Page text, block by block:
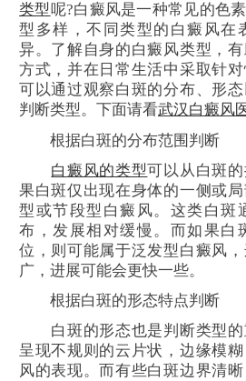
类型呢?白癜风是一种常见的色
型多样，不同类型的白癜风在
异。了解自身的白癜风类型，
方式，并在日常生活中采取针对
可以通过观察白斑的分布、形
判断类型。下面请看武汉白癜风
根据白斑的分布范围判断
白癜风的类型可以从白斑
果白斑仅出现在身体的一侧或
型或节段型白癜风。这类白斑
布，发展相对缓慢。而如果白
位，则可能属于泛发型白癜风
广，进展可能会更快一些。
根据白斑的形态特点判断
白斑的形态也是判断类型的
呈现不规则的云片状，边缘模
风的表现。而有些白斑边界清